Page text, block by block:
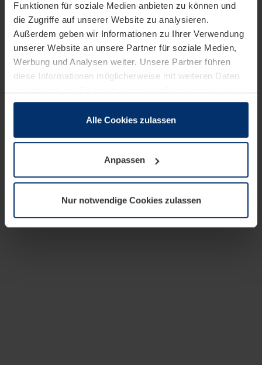
Funktionen für soziale Medien anbieten zu können und
die Zugriffe auf unserer Website zu analysieren.
Außerdem geben wir Informationen zu Ihrer Verwendung
unserer Website an unsere Partner für soziale Medien,
Werbung und Analysen weiter. Unsere Partner führen
diese Informationen möglicherweise mit weiteren Daten
sie im Rahmen Ihrer Nutzung der Dienste gesammelt
wenn diese für den Betrieb dieser Seite unbedingt
notwendig sind. Für alle anderen Cookie-Typen benötigen
wir Ihre Erlaubnis. Ihre Einwilligung können Sie jederzeit
Datenschutzerklärungunserer Website ändern oder
widerrufen.
Alle Cookies zulassen
Anpassen
Nur notwendige Cookies zulassen